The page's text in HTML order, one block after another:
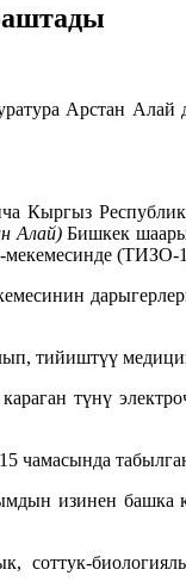
Арстан Алай
Кыргыз
Алай)Бишкек
(ТИЗО-
тийиштүү
түнү
чамасында
изинен башка